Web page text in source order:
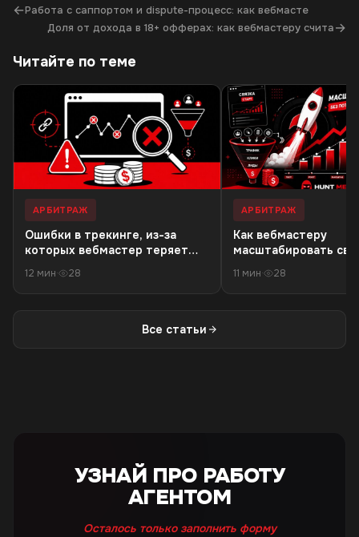
←Работа с саппортом и dispute-процесс: как вебмасте
Доля от дохода в 18+ офферах: как вебмастеру счита→
Читайте по теме
АРБИТРАЖ
Ошибки в трекинге, из-за
которых вебмастер теряет
12 мин· 28
АРБИТРАЖ
Как вебмастеру
масштабировать
трафика
11 мин· 28
Все статьи
УЗНАЙ ПРО РАБОТУ
АГЕНТОМ
Осталось только заполнить форму